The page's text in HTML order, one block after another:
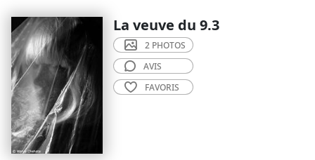
La veuve du 9.3
2 PHOTOS
AVIS
FAVORIS